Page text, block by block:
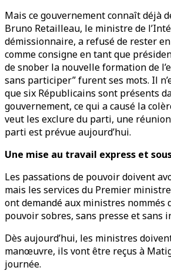
Mais ce gouvernement connaît déjà
Bruno Retailleau, le ministre de
démissionnaire, a refusé de rester
comme consigne en tant que
de snober la nouvelle formation de
sans participer” furent ses mots. Il
que six Républicains sont présents
gouvernement, ce qui a causé la
veut les exclure du parti, une
parti est prévue aujourd’hui.
Une mise au travail express et
Les passations de pouvoir doivent
mais les services du Premier
ont demandé aux ministres nommés
pouvoir sobres, sans presse et sans
Dès aujourd’hui, les ministres
manœuvre, ils vont être reçus à
journée.